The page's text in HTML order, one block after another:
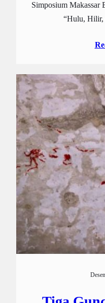
Simposium Makassar
“Hulu,